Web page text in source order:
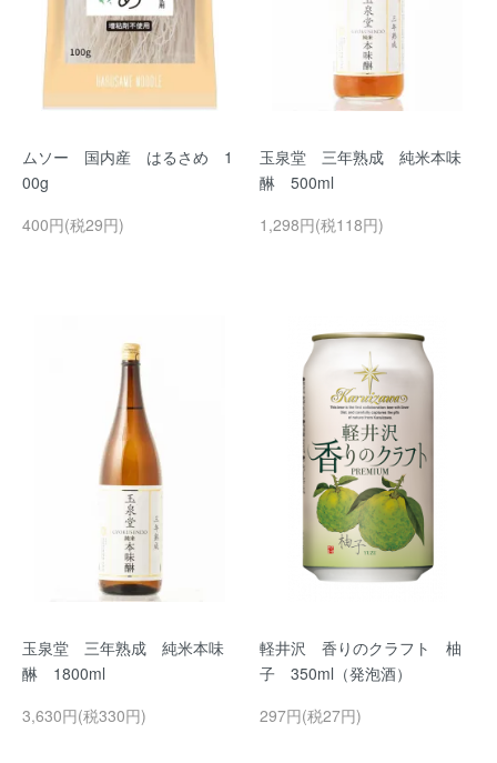
ムソー 国内産 はるさめ 1
00g
400円(税29円)
玉泉堂 三年熟成 純米本味
醂 500ml
1,298円(税118円)
玉泉堂 三年熟成 純米本味
醂 1800ml
3,630円(税330円)
軽井沢 香りのクラフト 柚
子 350ml（発泡酒）
297円(税27円)